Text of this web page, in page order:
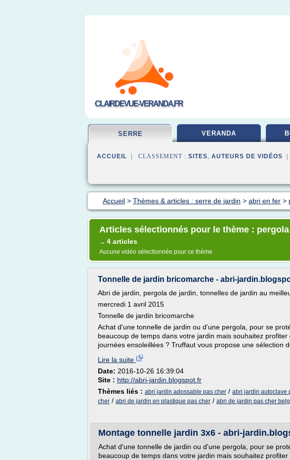
CLAIRDEVUE-VERANDA.FR
SERRE VERANDA
ACCUEIL | CLASSEMENT : SITES, AUTEURS DE VIDÉOS |
Accueil > Thèmes & articles : serre de jardin > abri en fer >
Articles sélectionnés pour le thème :
→ 4 articles
Aucune vidéo sélectionnée pour ce thème
Tonnelle de jardin bricomarche - abri-
Abri de jardin, pergola de jardin, tonnelles de jardin au
mercredi 1 avril 2015
Tonnelle de jardin bricomarche
Achat d'une tonnelle de jardin ou d'une pergola, pour se
beaucoup de temps dans votre jardin mais souhaitez
journées ensoleillées ? Truffaut vous propose une sélection
Lire la suite
Date: 2016-10-26 16:39:04
Site : http://abri-jardin.blogspot.fr
Thèmes liés : abri jardin adossable pas cher / abri jardin autoclave
cher / abri de jardin en plastique pas cher / abri de jardin pas cher
Montage tonnelle jardin 3x6 - abri-
Achat d'une tonnelle de jardin ou d'une pergola, pour se
beaucoup de temps dans votre jardin mais souhaitez